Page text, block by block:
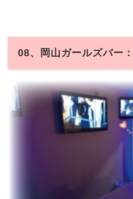
08、岡山ガールズバー